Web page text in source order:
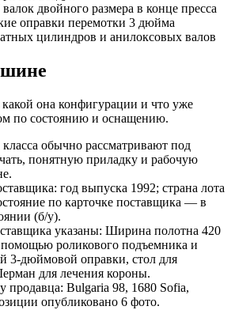
двойного размера в конце пресса
оправки перемотки 3 дюйма
цилиндров и анилоксовых валов
она конфигурации и что уже
по состоянию и оснащению.
обычно рассматривают под
понятную приладку и рабочую
год выпуска 1992; страна лота
по карточке поставщика — в
(б/у).
указаны: Ширина полотна 420
роликового подъемника и
3-дюймовой оправки, стол для
для лечения короны.
продавца: Bulgaria 98, 1680 Sofia,
опубликовано 6 фото.